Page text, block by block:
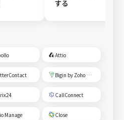
する
Attio
Bigin by Zoho CRM
CallConnect
Manage Close